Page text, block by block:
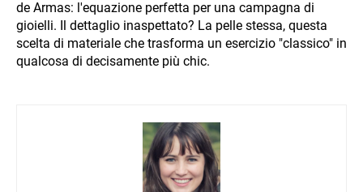
de Armas: l'equazione perfetta per una campagna di
gioielli. Il dettaglio inaspettato? La pelle stessa, questa
scelta di materiale che trasforma un esercizio "classico" in
qualcosa di decisamente più chic.